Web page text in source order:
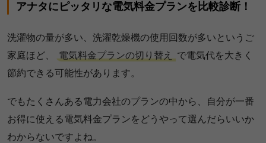
アナタにピッタリな電気料金プランを比較診断！
洗濯物の量が多い、洗濯乾燥機の使用回数が多いというご
家庭ほど、
電気料金プランの切り替え
で電気代を大きく
節約できる可能性があります。
でもたくさんある電力会社のプランの中から、自分が一番
お得に使える電気料金プランをどうやって選んだらいいか
わからないですよね。